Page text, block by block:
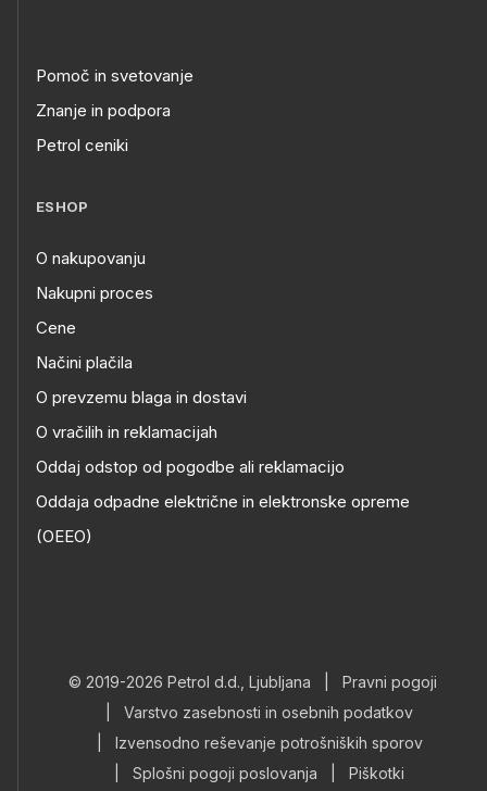
Pomoč in svetovanje
Znanje in podpora
Petrol ceniki
ESHOP
O nakupovanju
Nakupni proces
Cene
Načini plačila
O prevzemu blaga in dostavi
O vračilih in reklamacijah
Oddaj odstop od pogodbe ali reklamacijo
Oddaja odpadne električne in elektronske opreme
(OEEO)
© 2019-2026 Petrol d.d., Ljubljana
Pravni pogoji
Varstvo zasebnosti in osebnih podatkov
Izvensodno reševanje potrošniških sporov
Splošni pogoji poslovanja Piškotki